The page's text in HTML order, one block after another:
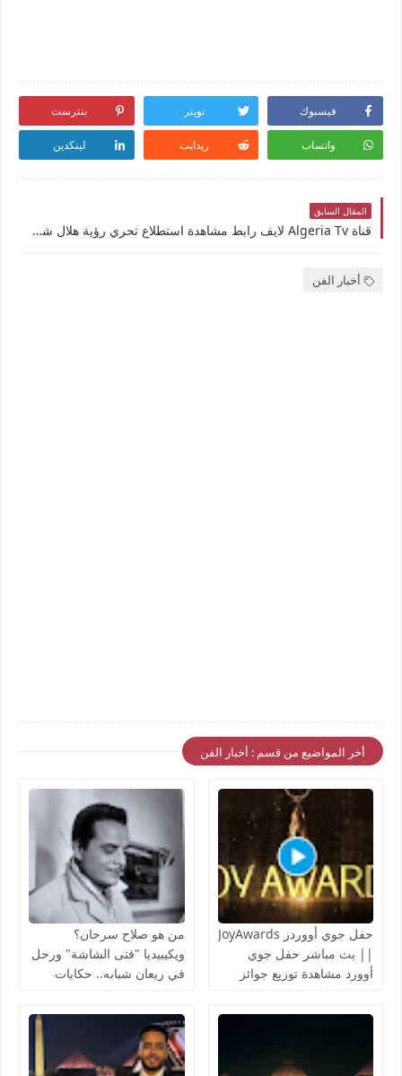
فيسبوك تويتر بنترست
واتساب ريدايت لينكدين
المقال السابق
قناة Algeria Tv لايف رابط مشاهدة استطلاع تحري رؤية هلال شهر رمضان بث مباشر في الجزائر 1446 غرة فاتح اول أيام شهر رمضان المبارك يوتيوب بدون تقطيع
أخبار الفن
أخر المواضيع من قسم : أخبار الفن
حفل جوي أووردز JoyAwards
|| بث مباشر حفل جوي
أوورد مشاهدة توزيع جوائز
الرياض 18/1/2026 يوتيوب
من هو صلاح سرحان؟
ويكيبيديا "فتى الشاشة" ورحل
في ريعان شبابه.. حكايات